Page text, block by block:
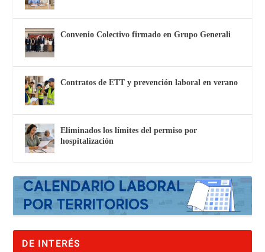
Convenio Colectivo firmado en Grupo Generali
Contratos de ETT y prevención laboral en verano
Eliminados los límites del permiso por
hospitalización
DE INTERÉS